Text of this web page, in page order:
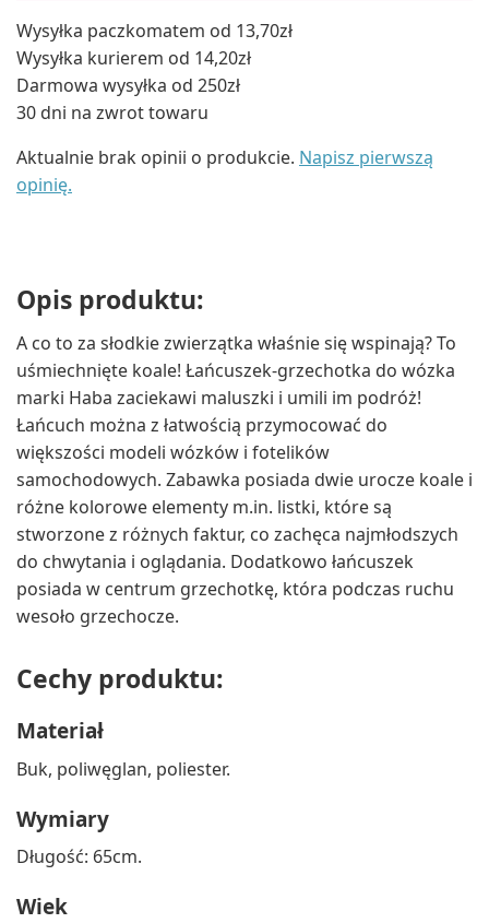
Wysyłka paczkomatem od 13,70zł
Wysyłka kurierem od 14,20zł
Darmowa wysyłka od 250zł
30 dni na zwrot towaru
Aktualnie brak opinii o produkcie. Napisz pierwszą
opinię.
Opis produktu:
A co to za słodkie zwierzątka właśnie się wspinają? To
uśmiechnięte koale! Łańcuszek-grzechotka do wózka
marki Haba zaciekawi maluszki i umili im podróż!
Łańcuch można z łatwością przymocować do
większości modeli wózków i fotelików
samochodowych. Zabawka posiada dwie urocze koale i
różne kolorowe elementy m.in. listki, które są
stworzone z różnych faktur, co zachęca najmłodszych
do chwytania i oglądania. Dodatkowo łańcuszek
posiada w centrum grzechotkę, która podczas ruchu
wesoło grzechocze.
Cechy produktu:
Materiał
Buk, poliwęglan, poliester.
Wymiary
Długość: 65cm.
Wiek